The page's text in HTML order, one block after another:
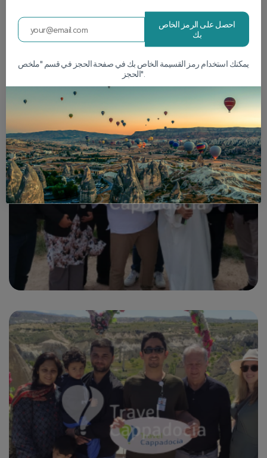
صالة عرض
احصل على الرمز الخاص
بك
يمكنك استخدام رمز القسيمة الخاص بك في صفحة الحجز في قسم "ملخص
الحجز".